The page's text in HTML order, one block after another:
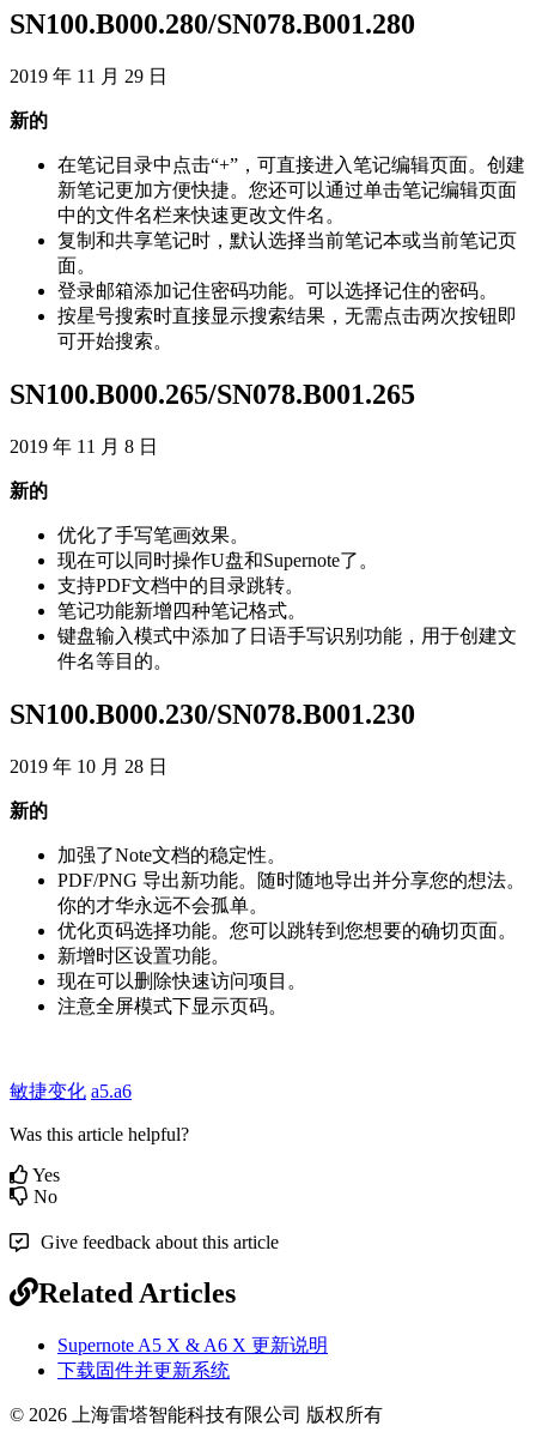
SN100.B000.280/SN078.B001.280
2019 年 11 月 29 日
新的
在笔记目 录中 点击“+” ， 可直接进入笔记编辑页面。 创 建
新笔记更加方便快捷。 您还可以通过单击笔记编辑页面
中的文件名栏来快速更改文件名 。
复制 和共享笔记时 ， 默认选择当前笔记本或当前笔记页
面。
登录邮箱添加记住密码功能。 可以选择记住的密码。
按星号搜索时直接显示搜索结果 ， 无需点击两次按钮 即
可开始搜索。
SN100.B000.265/SN078.B001.265
2019 年 11 月 8 日
新的
优化了手写笔画效果。
现在可以 同 时操作U盘和Supernote了 。
支持PDF文档中的 目 录跳转。
笔记功能新增 四种笔记格式。
键盘输 入模式中添加了 日 语手写识别 功能 ， 用于创 建文
件名等目 的。
SN100.B000.230/SN078.B001.230
2019 年 10 月 28 日
新的
加强了Note文档的稳定性。
PDF/PNG 导出新功能。 随时随地导出并分享您的想法。
你的才华永远不会孤单。
优化页码选择功能。 您可以跳转到 您想要的确切页面。
新增时区设置功能。
现在可以删 除快速访问项 目 。
注意全屏模式下显示页码。
敏捷变化 a5.a6
Was this article helpful?
Yes
No
Give feedback about this article
Related Articles
Supernote A5 X & A6 X 更新说明
下载固件并更新系统
© 2026 上海雷塔智能科技有限公司 版权所有